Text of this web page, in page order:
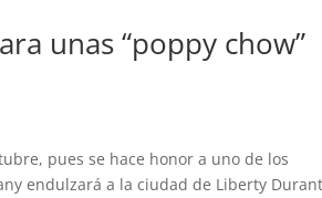
unas “poppy chow”
pues se hace honor a uno de los
endulzará a la ciudad de Liberty